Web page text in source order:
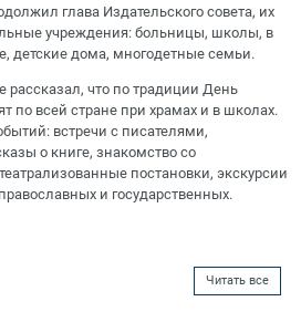
глава Издательского совета, их
учреждения: больницы, школы, в
детские дома, многодетные семьи.
что по традиции День
по всей стране при храмах и в школах.
встречи с писателями,
о книге, знакомство со
постановки, экскурсии
и государственных.
Читать все